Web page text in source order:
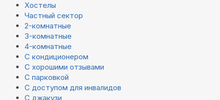
Хостелы
Частный сектор
2-комнатные
3-комнатные
4-комнатные
С кондиционером
С хорошими отзывами
С парковкой
С доступом для инвалидов
С джакузи